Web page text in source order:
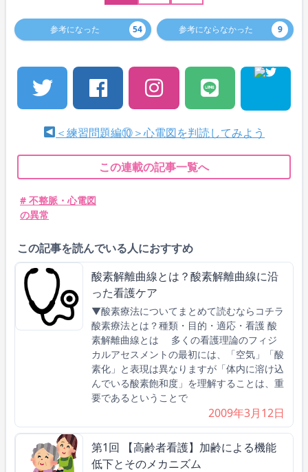
参考になった 54 参考にならなかった 9
＜練習問題編⑩＞心電図を判読してみよう
この連載の記事一覧へ
# 不整脈・心電図
の異常
この記事を読んでいる人におすすめ
酸素解離曲線とは？酸素解離曲線に沿
った看護ケア
▼酸素療法についてまとめて読むならコチラ
酸素療法とは？種類・目的・適応・看護 酸
素解離曲線とは 多くの看護理論のフィジ
カルアセスメントの最初には、「空気」「酸
素化」と表現は異なりますが「体内に溶け込
んでいる酸素飽和度」を理解することは、重
要であるということで
2009年3月12日
第1回 【高齢者看護】加齢による機能
低下とそのメカニズム